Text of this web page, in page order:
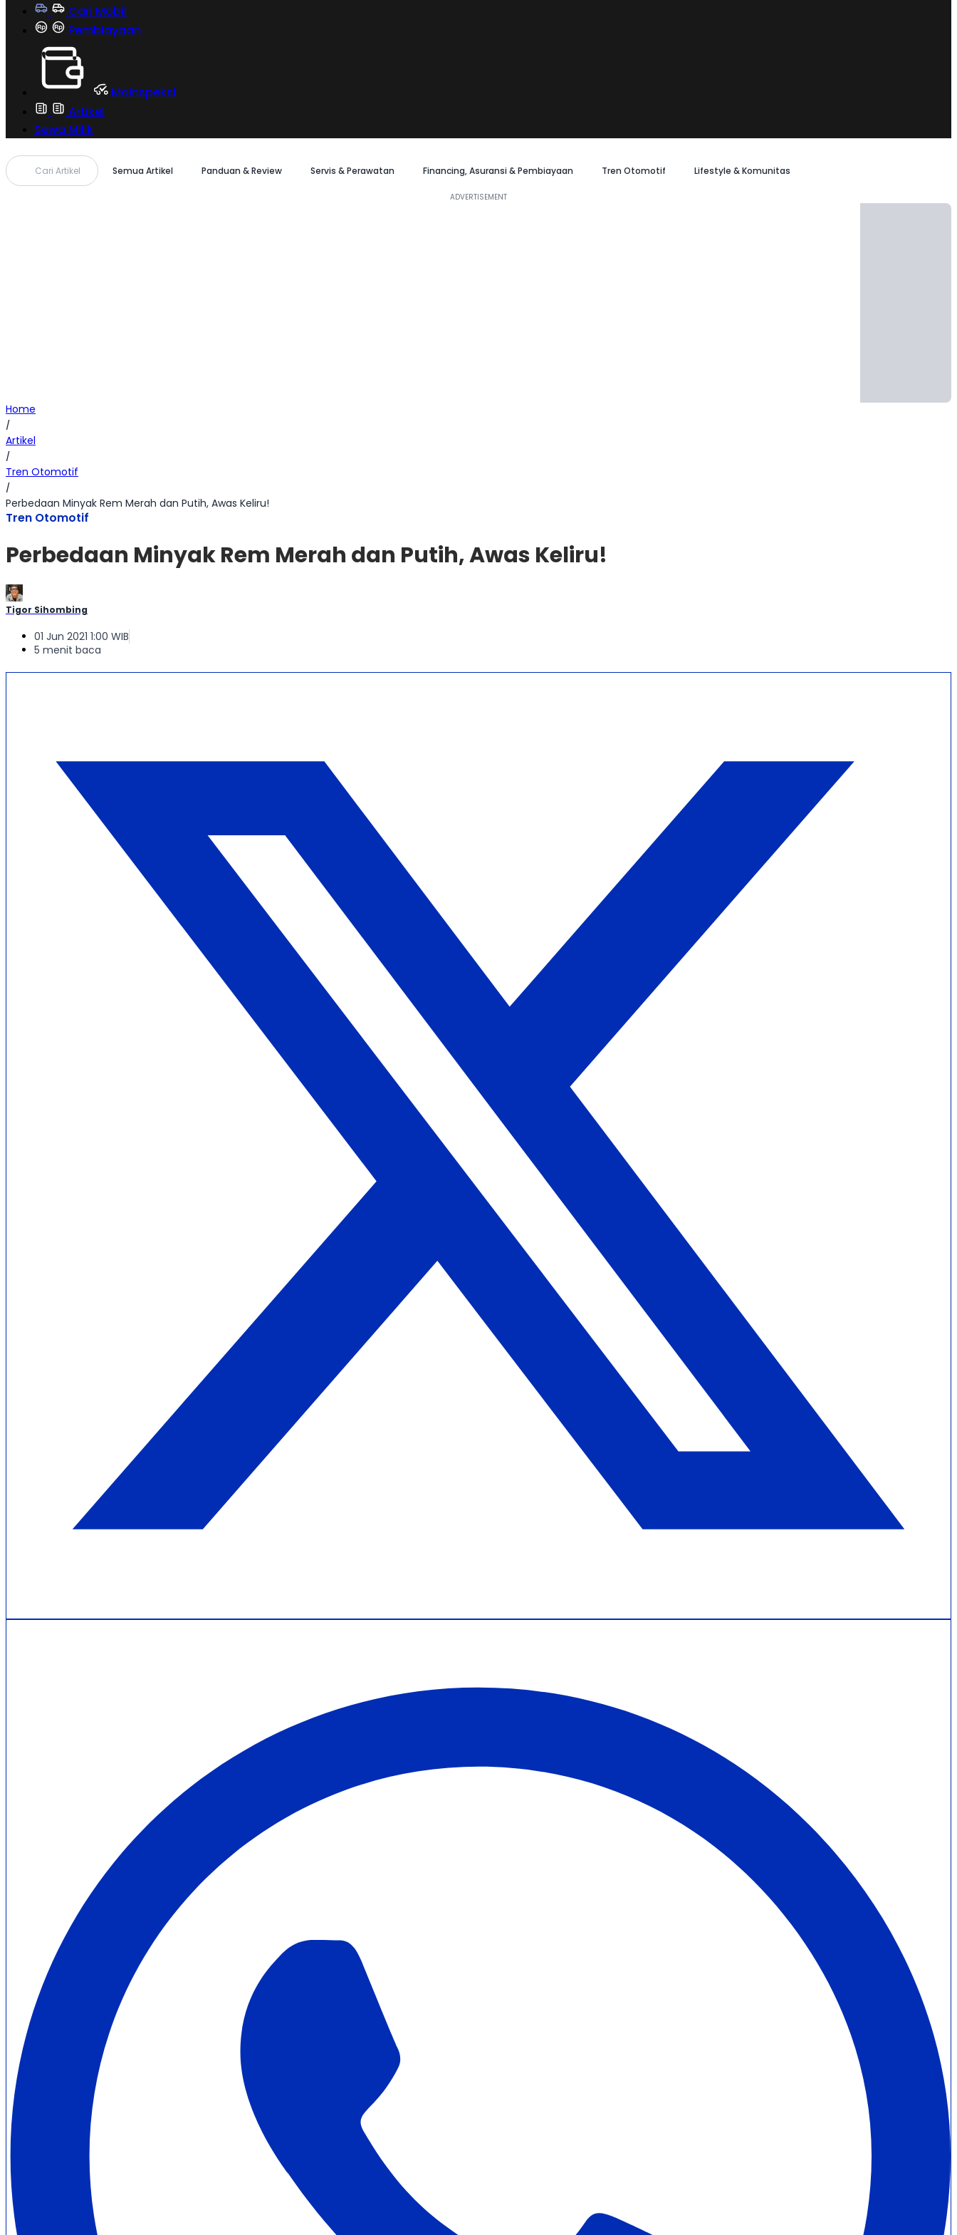
Cari Mobil
Pembiayaan
MoInspeksi
Artikel
Sewa Milik
Cari Artikel Semua Artikel Panduan & Review Servis & Perawatan Financing, Asuransi & Pembiayaan Tren Otomotif Lifestyle & Komunitas
Home
/
Artikel
/
Tren Otomotif
/
Perbedaan Minyak Rem Merah dan Putih, Awas Keliru!
Tren Otomotif
Perbedaan Minyak Rem Merah dan Putih, Awas Keliru!
Tigor Sihombing
01 Jun 2021 1:00 WIB
5 menit baca